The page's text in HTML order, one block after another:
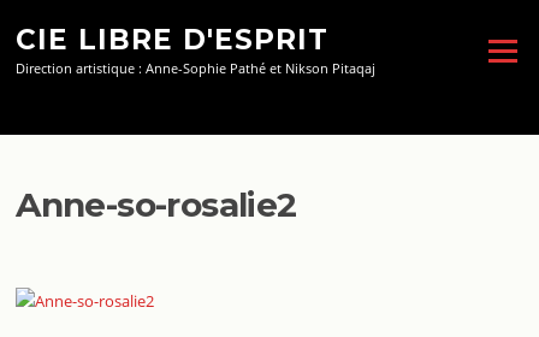
contenu
CIE LIBRE D'ESPRIT
Direction artistique : Anne-Sophie Pathé et Nikson Pitaqaj
Menu
Anne-so-rosalie2